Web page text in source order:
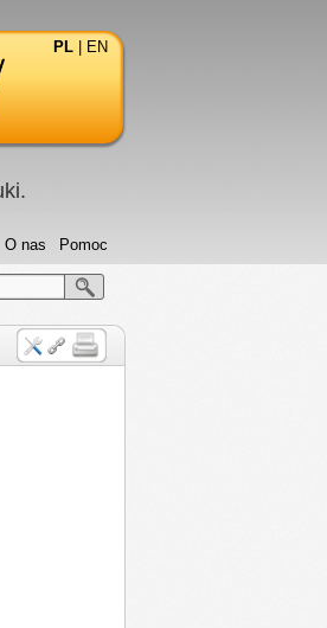
PL EN
Pomoc
O nas